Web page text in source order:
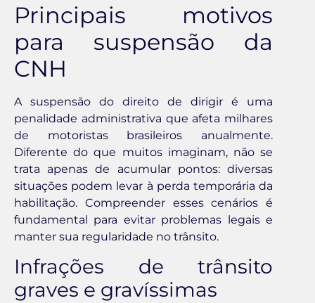
Principais motivos
para suspensão da
CNH
A suspensão do direito de dirigir é uma
penalidade administrativa que afeta milhares
de motoristas brasileiros anualmente.
Diferente do que muitos imaginam, não se
trata apenas de acumular pontos: diversas
situações podem levar à perda temporária da
habilitação. Compreender esses cenários é
fundamental para evitar problemas legais e
manter sua regularidade no trânsito.
Infrações de trânsito
graves e gravíssimas